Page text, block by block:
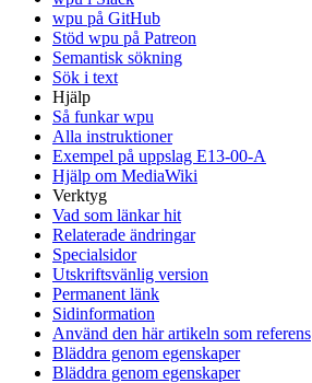
wpu på GitHub
Stöd wpu på Patreon
Semantisk sökning
Sök i text
Hjälp
Så funkar wpu
Alla instruktioner
Exempel på uppslag E13-00-A
Hjälp om MediaWiki
Verktyg
Vad som länkar hit
Relaterade ändringar
Specialsidor
Utskriftsvänlig version
Permanent länk
Sidinformation
Använd den här artikeln som referens
Bläddra genom egenskaper
Bläddra genom egenskaper